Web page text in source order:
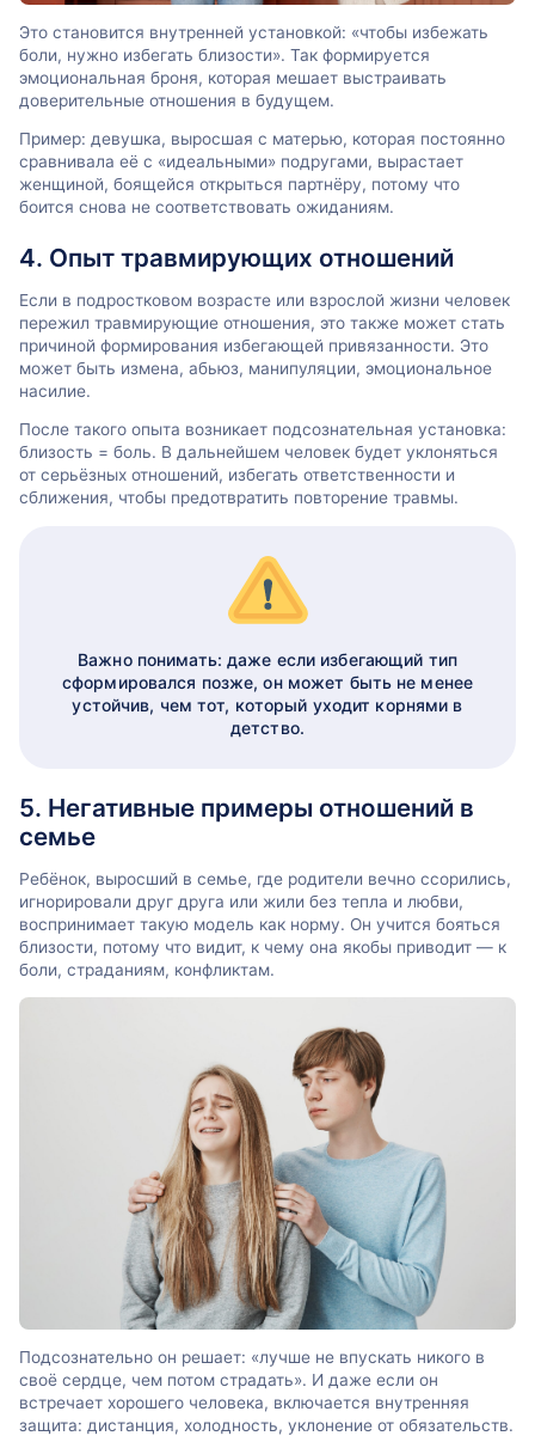
Это становится внутренней установкой: «чтобы избежать
боли, нужно избегать близости». Так формируется
эмоциональная броня, которая мешает выстраивать
доверительные отношения в будущем.
Пример: девушка, выросшая с матерью, которая постоянно
сравнивала её с «идеальными» подругами, вырастает
женщиной, боящейся открыться партнёру, потому что
боится снова не соответствовать ожиданиям.
4. Опыт травмирующих отношений
Если в подростковом возрасте или взрослой жизни человек
пережил травмирующие отношения, это также может стать
причиной формирования избегающей привязанности. Это
может быть измена, абьюз, манипуляции, эмоциональное
насилие.
После такого опыта возникает подсознательная установка:
близость = боль. В дальнейшем человек будет уклоняться
от серьёзных отношений, избегать ответственности и
сближения, чтобы предотвратить повторение травмы.
Важно понимать: даже если избегающий тип
сформировался позже, он может быть не менее
устойчив, чем тот, который уходит корнями в
детство.
5. Негативные примеры отношений в
семье
Ребёнок, выросший в семье, где родители вечно ссорились,
игнорировали друг друга или жили без тепла и любви,
воспринимает такую модель как норму. Он учится бояться
близости, потому что видит, к чему она якобы приводит — к
боли, страданиям, конфликтам.
Подсознательно он решает: «лучше не впускать никого в
своё сердце, чем потом страдать». И даже если он
встречает хорошего человека, включается внутренняя
защита: дистанция, холодность, уклонение от обязательств.